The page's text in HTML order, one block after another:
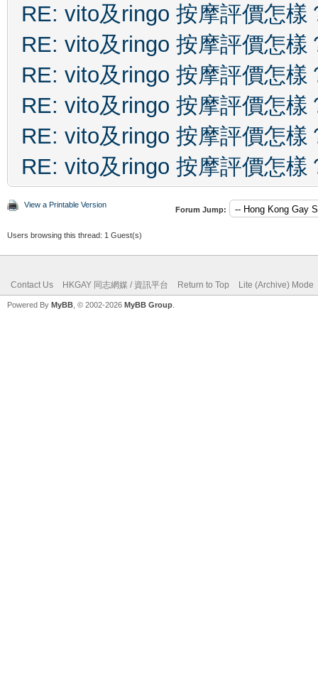
RE: vito及ringo 按摩評價怎樣
RE: vito及ringo 按摩評價怎樣
RE: vito及ringo 按摩評價怎樣
RE: vito及ringo 按摩評價怎樣
RE: vito及ringo 按摩評價怎樣
RE: vito及ringo 按摩評價怎樣
View a Printable Version
Forum Jump:
Users browsing this thread: 1 Guest(s)
Contact Us HKGAY 同志網媒 / 資訊平台 Return to Top Lite (Archive) Mode
Powered By MyBB , © 2002-2026 MyBB Group